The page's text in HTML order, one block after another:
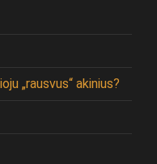
„rausvus“ akinius?